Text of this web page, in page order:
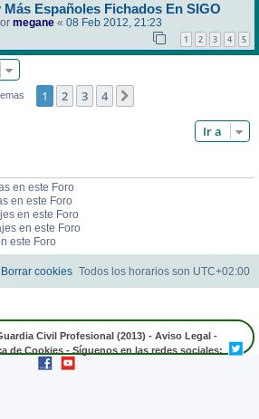
Más Españoles Fichados En SIGO
megane « 08 Feb 2012, 21:23
1 2 3 4 5
1 2 3 4
Ir a
en este Foro
en este Foro
en este Foro
en este Foro
este Foro
Todos los horarios son UTC+02:00
Borrar cookies
Civil Profesional (2013) - Aviso Legal -
de Cookies- Síguenos en las redes sociales: